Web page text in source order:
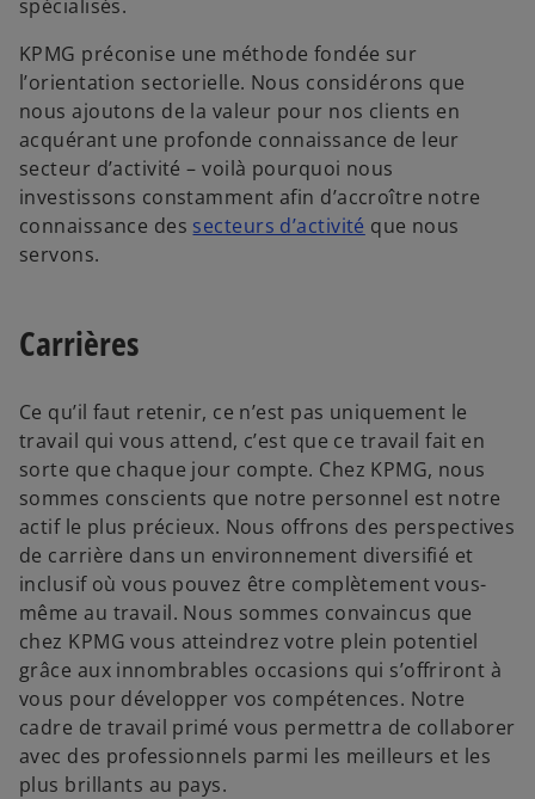
spécialisés.
KPMG préconise une méthode fondée sur
l’orientation sectorielle. Nous considérons que
nous ajoutons de la valeur pour nos clients en
acquérant une profonde connaissance de leur
secteur d’activité – voilà pourquoi nous
investissons constamment afin d’accroître notre
connaissance des secteurs d’activité que nous
servons.
Carrières
Ce qu’il faut retenir, ce n’est pas uniquement le
travail qui vous attend, c’est que ce travail fait en
sorte que chaque jour compte. Chez KPMG, nous
sommes conscients que notre personnel est notre
actif le plus précieux. Nous offrons des perspectives
de carrière dans un environnement diversifié et
inclusif où vous pouvez être complètement vous-
même au travail. Nous sommes convaincus que
chez KPMG vous atteindrez votre plein potentiel
grâce aux innombrables occasions qui s’offriront à
vous pour développer vos compétences. Notre
cadre de travail primé vous permettra de collaborer
avec des professionnels parmi les meilleurs et les
plus brillants au pays.